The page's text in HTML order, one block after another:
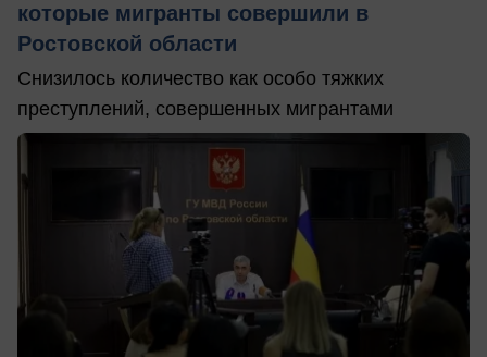
которые мигранты совершили в
Ростовской области
Снизилось количество как особо тяжких
преступлений, совершенных мигрантами